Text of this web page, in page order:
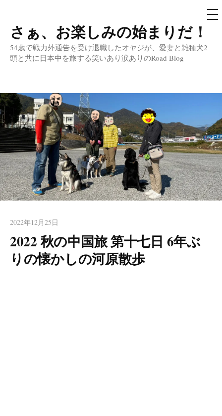
コ
ン
テ
へ
ス
キ
ッ
プ
さぁ、お楽しみの始まりだ！
54歳で戦力外通告を受け退職したオヤジが、愛妻と雑種犬2
頭と共に日本中を旅する笑いあり涙ありのRoad Blog
メ
ニ
2022年12月25日
2022 秋の中国旅 第十七日 6年ぶ
りの懐かしの河原散歩